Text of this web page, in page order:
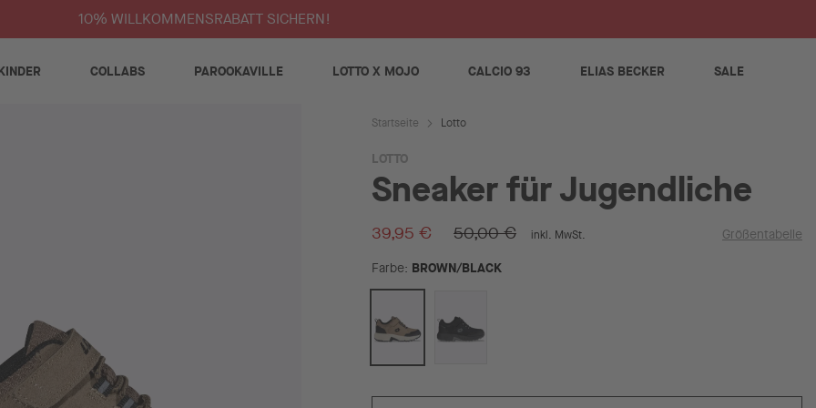
10% WILLKOMMENSRABATT SICHERN!
COLLABS PAROOKAVILLE LOTTO X MOJO CALCIO 93 ELIAS BECKER SALE
LOTTO
Sneaker für Jugendliche
39,95 € 50,00 € inkl. MwSt. Größentabelle
Farbe BROWN/BLACK
Startseite Lotto